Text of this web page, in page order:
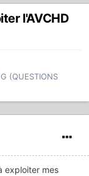
l'AVCHD
(QUESTIONS
exploiter mes